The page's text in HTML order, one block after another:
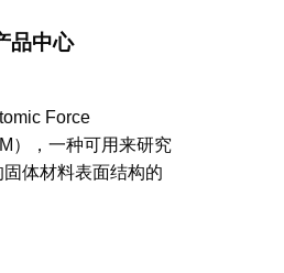
品中心
Force
），一种可用来研究
体材料表面结构的